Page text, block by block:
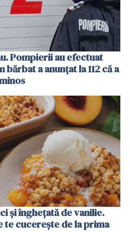
Pompierii au efectuat
bărbat a anunțat la 112 că a
și înghețată de vanilie.
te cucerește de la prima